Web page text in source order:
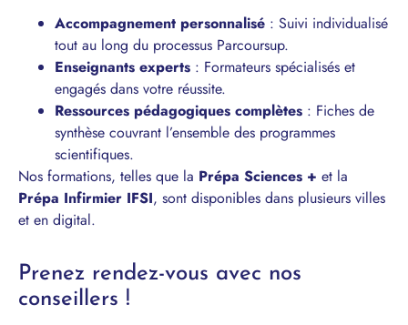
Accompagnement personnalisé : Suivi individualisé
tout au long du processus Parcoursup.
Enseignants experts : Formateurs spécialisés et
engagés dans votre réussite.
Ressources pédagogiques complètes : Fiches de
synthèse couvrant l’ensemble des programmes
scientifiques.
Nos formations, telles que la Prépa Sciences + et la
Prépa Infirmier IFSI, sont disponibles dans plusieurs villes
et en digital.
Prenez rendez-vous avec nos
conseillers !